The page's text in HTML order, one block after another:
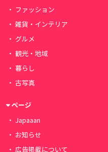
ファッション
雑貨・インテリア
グルメ
観光・地域
暮らし
古写真
ページ
Japaaan
お知らせ
広告掲載について